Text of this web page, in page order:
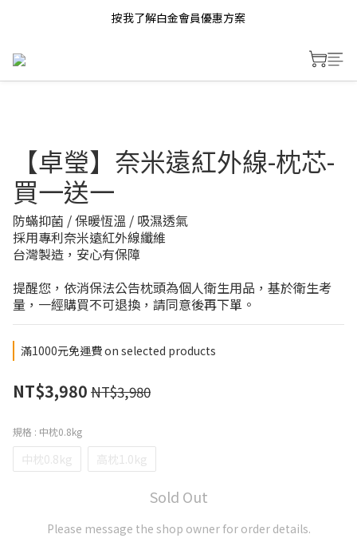
按我了解白金會員優惠方案
【卓瑩】奈米遠紅外線-枕芯-
買一送一
防蟎抑菌 / 保暖恆溫 / 吸濕透氣
採用專利奈米遠紅外線纖維
台灣製造，安心有保障
提醒您，依消保法公告枕頭為個人衛生用品，基於衛生考
量，一經購買不可退換，請同意後再下單。
滿1000元免運費 on selected products
NT$3,980 NT$3,980
規格 : 中枕0.8kg
中枕0.8kg 高枕1.0kg
Sold Out
Please message the shop owner for order details.